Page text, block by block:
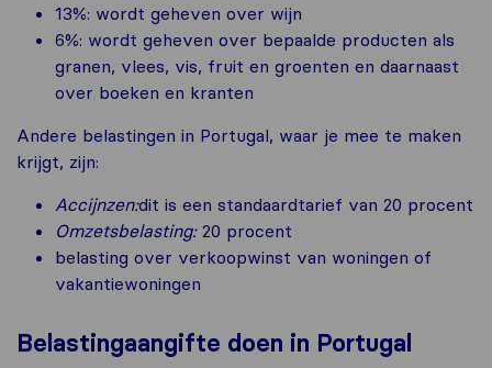
13%: wordt geheven over wijn
6%: wordt geheven over bepaalde producten als
granen, vlees, vis, fruit en groenten en daarnaast
over boeken en kranten
Andere belastingen in Portugal, waar je mee te maken
krijgt, zijn:
Accijnzen:dit is een standaardtarief van 20 procent
Omzetsbelasting:20 procent
belasting over verkoopwinst van woningen of
vakantiewoningen
Belastingaangifte doen in Portugal